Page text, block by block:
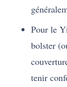
Pour le
bolster
tenir